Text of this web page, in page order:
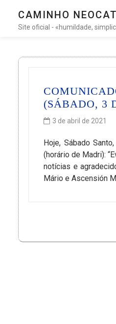
CAMINHO
Site oficial - «humildade,
(SÁBADO, 3
3 de abril de 2021
Hoje, Sábado
(horário de Madri):
notícias e
Mário e Ascensión